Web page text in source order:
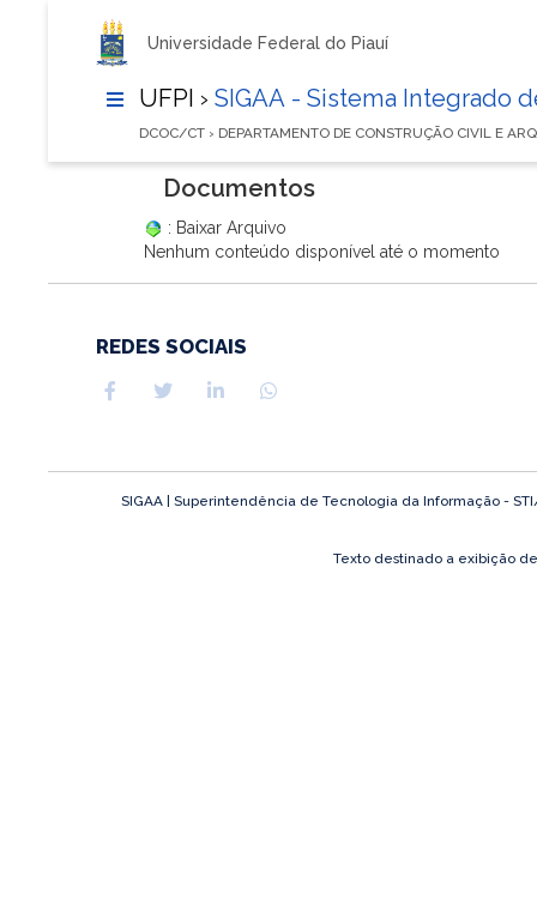
Universidade Federal do Piauí
UFPI › SIGAA - Sistema Integrado
DCOC/CT › DEPARTAMENTO DE CONSTRUÇÃO CIVIL E
Documentos
: Baixar Arquivo
Nenhum conteúdo disponível até o momento
REDES SOCIAIS
SIGAA | Superintendência de Tecnologia da Informação -
Texto destinado a exibição